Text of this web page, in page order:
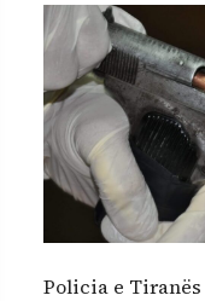
Policia e Tiranës